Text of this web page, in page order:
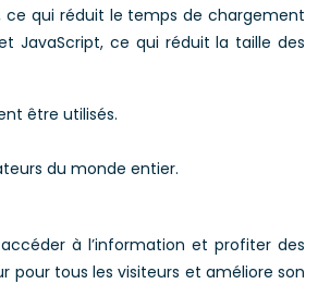
ce qui réduit le temps de chargement
JavaScript, ce qui réduit la taille des
être utilisés.
du monde entier.
à l’information et profiter des
pour tous les visiteurs et améliore son